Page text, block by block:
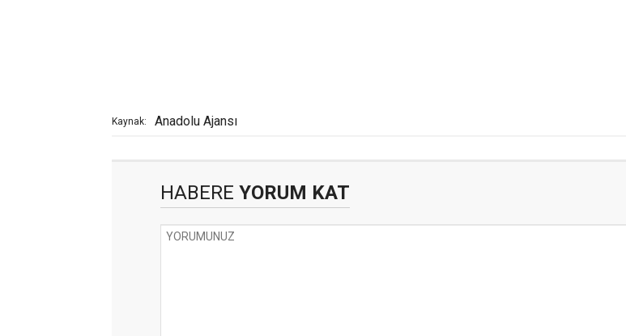
Kaynak: Anadolu Ajansı
HABERE YORUM KAT